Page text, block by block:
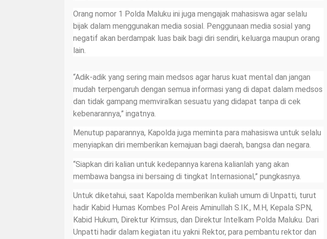
Orang nomor 1 Polda Maluku ini juga mengajak mahasiswa agar selalu
bijak dalam menggunakan media sosial. Penggunaan media sosial yang
negatif akan berdampak luas baik bagi diri sendiri, keluarga maupun orang
lain.
“Adik-adik yang sering main medsos agar harus kuat mental dan jangan
mudah terpengaruh dengan semua informasi yang di dapat dalam medsos
dan tidak gampang memviralkan sesuatu yang didapat tanpa di cek
kebenarannya,” ingatnya.
Menutup paparannya, Kapolda juga meminta para mahasiswa untuk selalu
menyiapkan diri memberikan kemajuan bagi daerah, bangsa dan negara.
“Siapkan diri kalian untuk kedepannya karena kalianlah yang akan
membawa bangsa ini bersaing di tingkat Internasional,” pungkasnya.
Untuk diketahui, saat Kapolda memberikan kuliah umum di Unpatti, turut
hadir Kabid Humas Kombes Pol Areis Aminullah S.IK., M.H, Kepala SPN,
Kabid Hukum, Direktur Krimsus, dan Direktur Intelkam Polda Maluku. Dari
Unpatti hadir dalam kegiatan itu yakni Rektor, para pembantu rektor dan